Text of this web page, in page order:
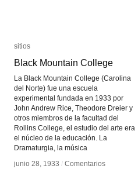
sitios
Black Mountain College
La Black Mountain College (Carolina
del Norte) fue una escuela
experimental fundada en 1933 por
John Andrew Rice, Theodore Dreier y
otros miembros de la facultad del
Rollins College, el estudio del arte era
el núcleo de la educación. La
Dramaturgia, la música
junio 28, 1933 / Comentarios
sitios
Black Mountain College
junio 28, 1933 / Comentarios